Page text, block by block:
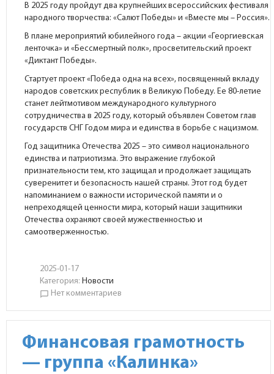
В 2025 году пройдут два крупнейших всероссийских фестиваля
народного творчества: «Салют Победы» и «Вместе мы – Россия».
В плане мероприятий юбилейного года – акции «Георгиевская
ленточка» и «Бессмертный полк», просветительский проект
«Диктант Победы».
Стартует проект «Победа одна на всех», посвященный вкладу
народов советских республик в Великую Победу. Ее 80-летие
станет лейтмотивом международного культурного
сотрудничества в 2025 году, который объявлен Советом глав
государств СНГ Годом мира и единства в борьбе с нацизмом.
Год защитника Отечества 2025 – это символ национального
единства и патриотизма. Это выражение глубокой
признательности тем, кто защищал и продолжает защищать
суверенитет и безопасность нашей страны. Этот год будет
напоминанием о важности исторической памяти и о
непреходящей ценности мира, который наши защитники
Отечества охраняют своей мужественностью и
самоотверженностью.
2025-01-17
Категория: Новости
chat_bubble_outline Нет комментариев
Финансовая грамотность
— группа «Калинка»